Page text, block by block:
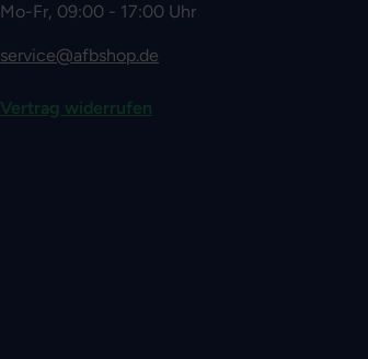
Mo-Fr, 09:00 - 17:00 Uhr
service@afbshop.de
Vertrag widerrufen